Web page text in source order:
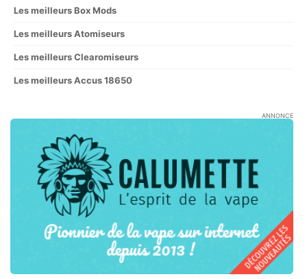
Les meilleurs Box Mods
Les meilleurs Atomiseurs
Les meilleurs Clearomiseurs
Les meilleurs Accus 18650
ANNONCE